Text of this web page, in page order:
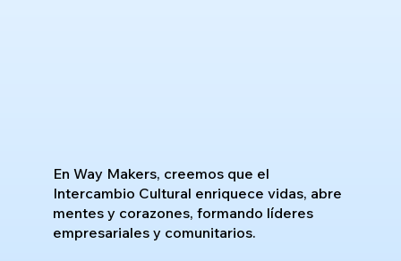
En Way Makers, creemos que el
Intercambio Cultural enriquece vidas, abre
mentes y corazones, formando líderes
empresariales y comunitarios.